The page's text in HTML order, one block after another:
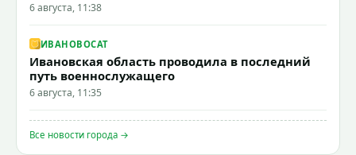
6 августа, 11:38
ИВАНОВОCAT
Ивановская область проводила в последний
путь военнослужащего
6 августа, 11:35
Все новости города →